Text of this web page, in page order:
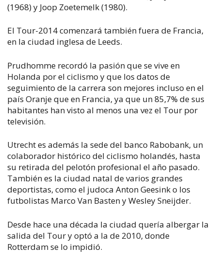
(1968) y Joop Zoetemelk (1980).
El Tour-2014 comenzará también fuera de Francia,
en la ciudad inglesa de Leeds.
Prudhomme recordó la pasión que se vive en
Holanda por el ciclismo y que los datos de
seguimiento de la carrera son mejores incluso en el
país Oranje que en Francia, ya que un 85,7% de sus
habitantes han visto al menos una vez el Tour por
televisión.
Utrecht es además la sede del banco Rabobank, un
colaborador histórico del ciclismo holandés, hasta
su retirada del pelotón profesional el año pasado.
También es la ciudad natal de varios grandes
deportistas, como el judoca Anton Geesink o los
futbolistas Marco Van Basten y Wesley Sneijder.
Desde hace una década la ciudad quería albergar la
salida del Tour y optó a la de 2010, donde
Rotterdam se lo impidió.